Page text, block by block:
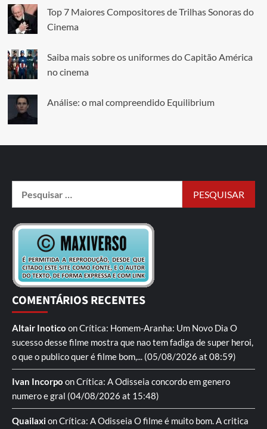
Top 7 Maiores Compositores de Trilhas Sonoras do
Cinema
Saiba mais sobre os uniformes do Capitão América
no cinema
Análise: o mal compreendido Equilibrium
COMENTÁRIOS RECENTES
Altair Inotico onCrítica: Homem-Aranha: Um Novo Dia O
sucesso desse filme mostra que nao tem fadiga de super heroi,
o que o publico quer é filme bom,... (05/08/2026 at 08:59)
Ivan Incorpo onCrítica: A Odisseia concordo em genero
numero e gral (04/08/2026 at 15:48)
QuailaxionCrítica: A Odisseia O filme é muito bom. A critica